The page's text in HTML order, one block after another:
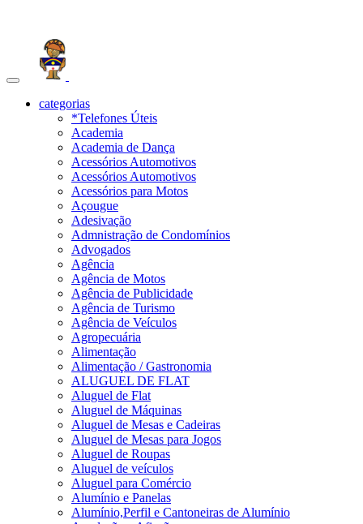
Toggle
navigationcategorias
*Telefones Úteis
Academia
Academia de Dança
Acessórios Automotivos
Acessórios Automotivos
Acessórios para Motos
Açougue
Adesivação
Admnistração de Condomínios
Advogados
Agência
Agência de Motos
Agência de Publicidade
Agência de Turismo
Agência de Veículos
Agropecuária
Alimentação
Alimentação / Gastronomia
ALUGUEL DE FLAT
Aluguel de Flat
Aluguel de Máquinas
Aluguel de Mesas e Cadeiras
Aluguel de Mesas para Jogos
Aluguel de Roupas
Aluguel de veículos
Aluguel para Comércio
Alumínio e Panelas
Alumínio,Perfil e Cantoneiras de Alumínio